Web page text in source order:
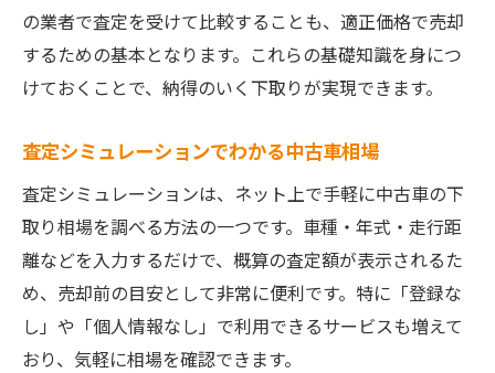
の業者で査定を受けて比較することも、適正価格で売却
するための基本となります。これらの基礎知識を身につ
けておくことで、納得のいく下取りが実現できます。
査定シミュレーションでわかる中古車相場
査定シミュレーションは、ネット上で手軽に中古車の下
取り相場を調べる方法の一つです。車種・年式・走行距
離などを入力するだけで、概算の査定額が表示されるた
め、売却前の目安として非常に便利です。特に「登録な
し」や「個人情報なし」で利用できるサービスも増えて
おり、気軽に相場を確認できます。